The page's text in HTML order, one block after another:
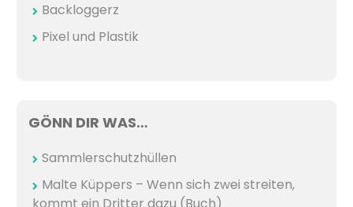
Backloggerz
Pixel und Plastik
GÖNN DIR WAS…
Sammlerschutzhüllen
Malte Küppers – Wenn sich zwei streiten,